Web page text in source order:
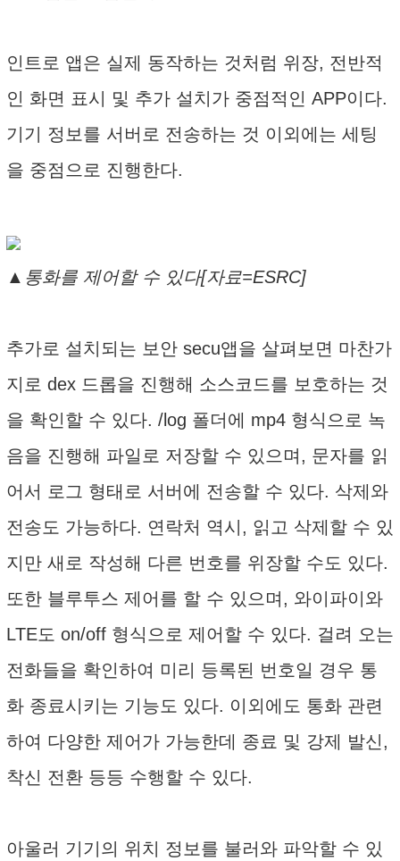
인트로 앱은 실제 동작하는 것처럼 위장, 전반적
인 화면 표시 및 추가 설치가 중점적인 APP이다.
기기 정보를 서버로 전송하는 것 이외에는 세팅
을 중점으로 진행한다.
▲통화를 제어할 수 있다[자료=ESRC]
추가로 설치되는 보안 secu앱을 살펴보면 마찬가
지로 dex 드롭을 진행해 소스코드를 보호하는 것
을 확인할 수 있다. /log 폴더에 mp4 형식으로 녹
음을 진행해 파일로 저장할 수 있으며, 문자를 읽
어서 로그 형태로 서버에 전송할 수 있다. 삭제와
전송도 가능하다. 연락처 역시, 읽고 삭제할 수 있
지만 새로 작성해 다른 번호를 위장할 수도 있다.
또한 블루투스 제어를 할 수 있으며, 와이파이와
LTE도 on/off 형식으로 제어할 수 있다. 걸려 오는
전화들을 확인하여 미리 등록된 번호일 경우 통
화 종료시키는 기능도 있다. 이외에도 통화 관련
하여 다양한 제어가 가능한데 종료 및 강제 발신,
착신 전환 등등 수행할 수 있다.
아울러 기기의 위치 정보를 불러와 파악할 수 있